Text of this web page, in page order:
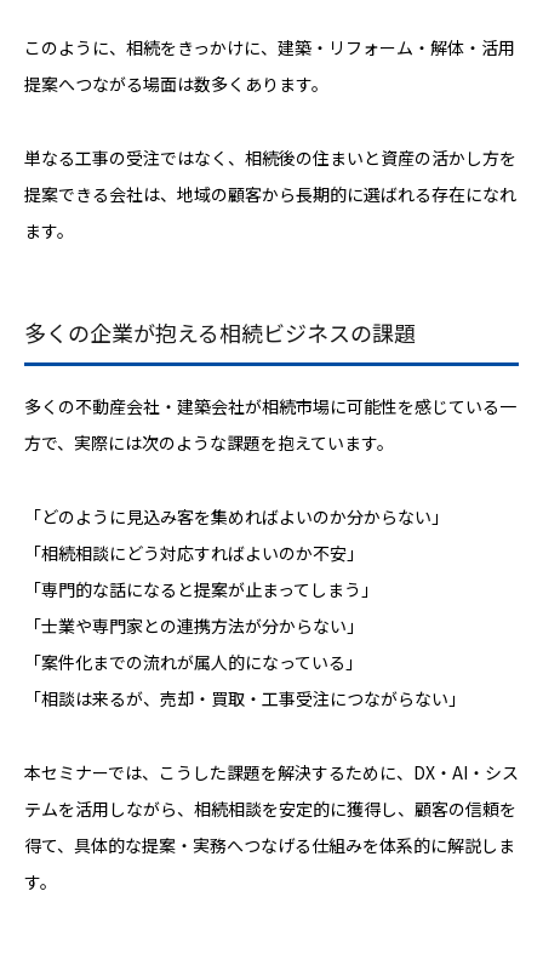
このように、相続をきっかけに、建築・リフォーム・解体・活用
提案へつながる場面は数多くあります。
単なる工事の受注ではなく、相続後の住まいと資産の活かし方を
提案できる会社は、地域の顧客から長期的に選ばれる存在になれ
ます。
多くの企業が抱える相続ビジネスの課題
多くの不動産会社・建築会社が相続市場に可能性を感じている一
方で、実際には次のような課題を抱えています。
「どのように見込み客を集めればよいのか分からない」
「相続相談にどう対応すればよいのか不安」
「専門的な話になると提案が止まってしまう」
「士業や専門家との連携方法が分からない」
「案件化までの流れが属人的になっている」
「相談は来るが、売却・買取・工事受注につながらない」
本セミナーでは、こうした課題を解決するために、DX・AI・シス
テムを活用しながら、相続相談を安定的に獲得し、顧客の信頼を
得て、具体的な提案・実務へつなげる仕組みを体系的に解説しま
す。